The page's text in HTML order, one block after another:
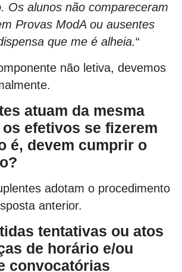
Os alunos não compareceram
Provas ModA ou ausentes
que me é alheia.“
não letiva, devemos
atuam da mesma
efetivos se fizerem
é, devem cumprir o
adotam o procedimento
anterior.
tentativas ou atos
de horário e/ou
convocatórias